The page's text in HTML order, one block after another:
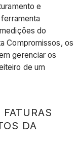
e
do
Compromissos, os
gerenciar os
de um
DA